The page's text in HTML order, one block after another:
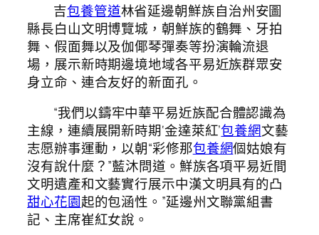
吉包養管道林省延邊朝鮮族自治州安圖
縣長白山文明博覽城，朝鮮族的鶴舞、牙拍
舞、假面舞以及伽倻琴彈奏等扮演輪流退
場，展示新時期邊境地域各平易近族群眾安
身立命、連合友好的新面孔。
“我們以鑄牢中華平易近族配合體認識為
主線，連續展開新時期‘金達萊紅’包養網文藝
志愿辦事運動，以朝“彩修那包養網個姑娘有
沒有說什麼？”藍沐問道。鮮族各項平易近間
文明遺產和文藝實行展示中漢文明具有的凸
甜心花園起的包涵性。”延邊州文聯黨組書
記、主席崔紅女說。